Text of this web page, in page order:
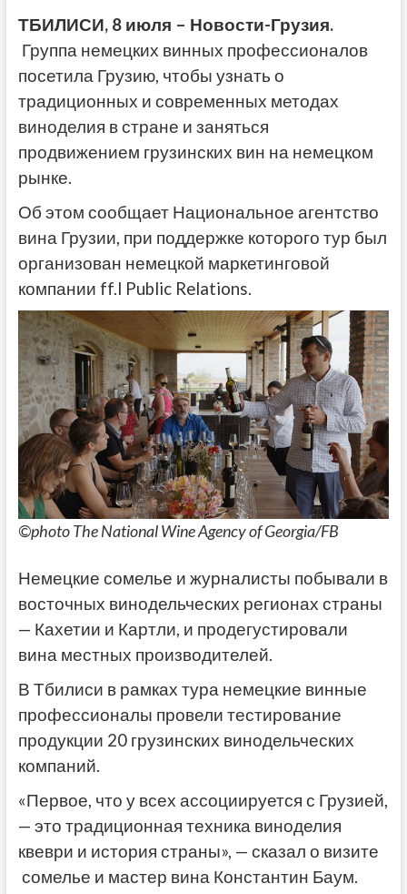
ТБИЛИСИ, 8 июля – Новости-Грузия.
Группа немецких винных профессионалов
посетила Грузию, чтобы узнать о
традиционных и современных методах
виноделия в стране и заняться
продвижением грузинских вин на немецком
рынке.
Об этом сообщает Национальное агентство
вина Грузии, при поддержке которого тур был
организован немецкой маркетинговой
компании ff.l Public Relations.
©photo The National Wine Agency of Georgia/FB
Немецкие сомелье и журналисты побывали в
восточных винодельческих регионах страны
— Кахетии и Картли, и продегустировали
вина местных производителей.
В Тбилиси в рамках тура немецкие винные
профессионалы провели тестирование
продукции 20 грузинских винодельческих
компаний.
«Первое, что у всех ассоциируется с Грузией,
— это традиционная техника виноделия
квеври и история страны», — сказал о визите
сомелье и мастер вина Константин Баум.